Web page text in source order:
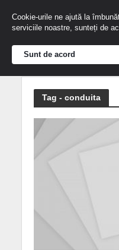
Tag - conduita
Cookie-urile ne ajută la
serviciile noastre, sunteți de
Sunt de acord